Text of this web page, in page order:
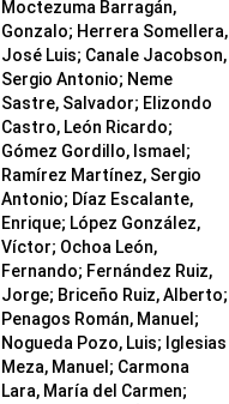
Moctezuma Barragán,
Gonzalo; Herrera Somellera,
José Luis; Canale Jacobson,
Sergio Antonio; Neme
Sastre, Salvador; Elizondo
Castro, León Ricardo;
Gómez Gordillo, Ismael;
Ramírez Martínez, Sergio
Antonio; Díaz Escalante,
Enrique; López González,
Víctor; Ochoa León,
Fernando; Fernández Ruiz,
Jorge; Briceño Ruiz, Alberto;
Penagos Román, Manuel;
Nogueda Pozo, Luis; Iglesias
Meza, Manuel; Carmona
Lara, María del Carmen;